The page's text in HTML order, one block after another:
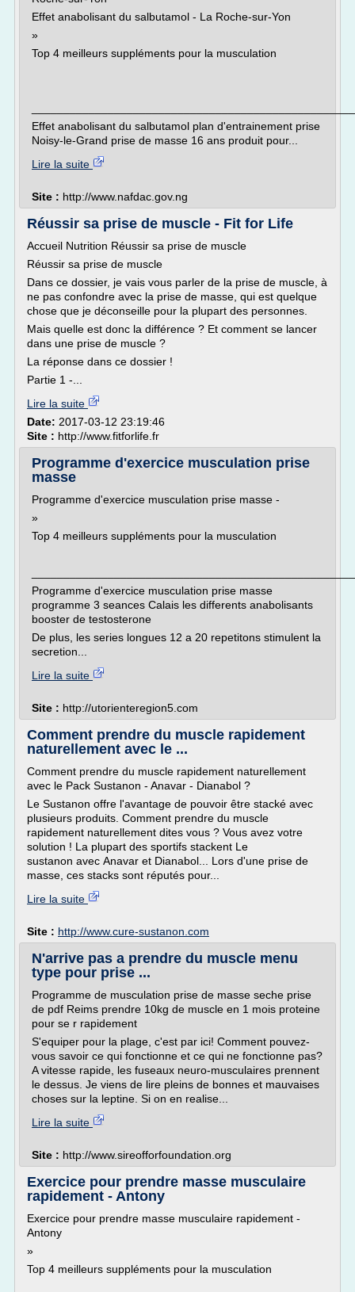
Effet anabolisant du salbutamol - La Roche-sur-Yon
»
Top 4 meilleurs suppléments pour la musculation
Effet anabolisant du salbutamol plan d'entrainement prise
Noisy-le-Grand prise de masse 16 ans produit pour...
Lire la suite
Site : http://www.nafdac.gov.ng
Réussir sa prise de muscle - Fit for Life
Accueil Nutrition Réussir sa prise de muscle
Réussir sa prise de muscle
Dans ce dossier, je vais vous parler de la prise de muscle, à
ne pas confondre avec la prise de masse, qui est quelque
chose que je déconseille pour la plupart des personnes.
Mais quelle est donc la différence ? Et comment se lancer
dans une prise de muscle ?
La réponse dans ce dossier !
Partie 1 -...
Lire la suite
Date: 2017-03-12 23:19:46
Site : http://www.fitforlife.fr
Programme d'exercice musculation prise
masse
Programme d'exercice musculation prise masse -
»
Top 4 meilleurs suppléments pour la musculation
Programme d'exercice musculation prise masse
programme 3 seances Calais les differents anabolisants
booster de testosterone
De plus, les series longues 12 a 20 repetitons stimulent la
secretion...
Lire la suite
Site : http://utorienteregion5.com
Comment prendre du muscle rapidement
naturellement avec le ...
Comment prendre du muscle rapidement naturellement
avec le Pack Sustanon - Anavar - Dianabol ?
Le Sustanon offre l'avantage de pouvoir être stacké avec
plusieurs produits. Comment prendre du muscle
rapidement naturellement dites vous ? Vous avez votre
solution ! La plupart des sportifs stackent Le
sustanon avec Anavar et Dianabol... Lors d'une prise de
masse, ces stacks sont réputés pour...
Lire la suite
Site : http://www.cure-sustanon.com
N'arrive pas a prendre du muscle menu
type pour prise ...
Programme de musculation prise de masse seche prise
de pdf Reims prendre 10kg de muscle en 1 mois proteine
pour se r rapidement
S'equiper pour la plage, c'est par ici! Comment pouvez-
vous savoir ce qui fonctionne et ce qui ne fonctionne pas?
A vitesse rapide, les fuseaux neuro-musculaires prennent
le dessus. Je viens de lire pleins de bonnes et mauvaises
choses sur la leptine. Si on en realise...
Lire la suite
Site : http://www.sireofforfoundation.org
Exercice pour prendre masse musculaire
rapidement - Antony
Exercice pour prendre masse musculaire rapidement -
Antony
»
Top 4 meilleurs suppléments pour la musculation